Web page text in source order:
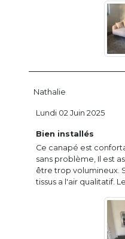
Nathalie
Bien installés
Ce canapé est
sans problème, Il est
être trop volumineux.
tissus a l'air qualitatif.
Lundi 02 Juin 2025